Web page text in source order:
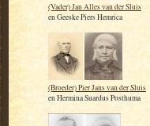
(Vader) Jan Alles van der Sluis
en Geeske Piers Hemrica
(Broeder) Pier Jans van der Sluis
en Hermina Suardus Posthuma